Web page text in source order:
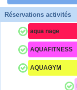
Réservations activités
aqua nage
AQUAFITNESS
AQUAGYM